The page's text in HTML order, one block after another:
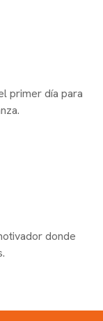
primer día para
donde